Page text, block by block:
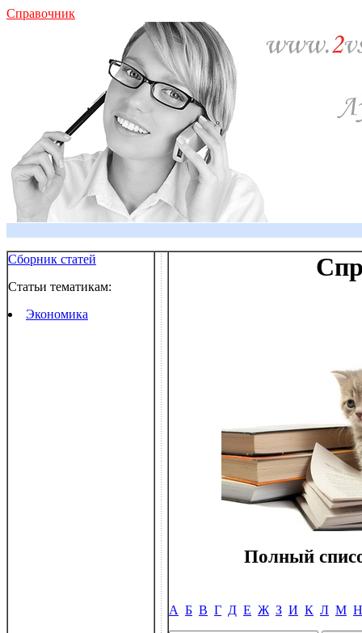
Справочник
Сборник статей
Статьи тематикам:
Экономика
Полный
А Б В Г Д Е Ж З И К Л М Н